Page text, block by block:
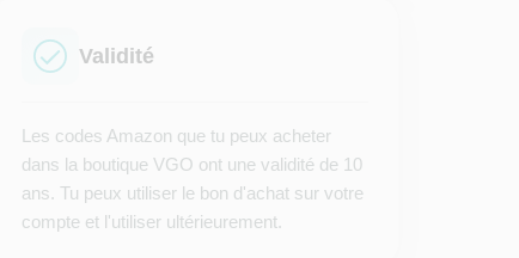
Validité
Les codes Amazon que tu peux acheter
dans la boutique VGO ont une validité de 10
ans. Tu peux utiliser le bon d'achat sur votre
compte et l'utiliser ultérieurement.